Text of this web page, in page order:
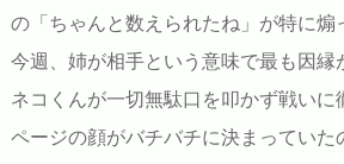
の「ちゃんと数えられたね」が特に煽
今週、姉が相手という意味で最も因縁
ネコくんが一切無駄口を叩かず戦いに
ページの顔がバチバチに決まっていた